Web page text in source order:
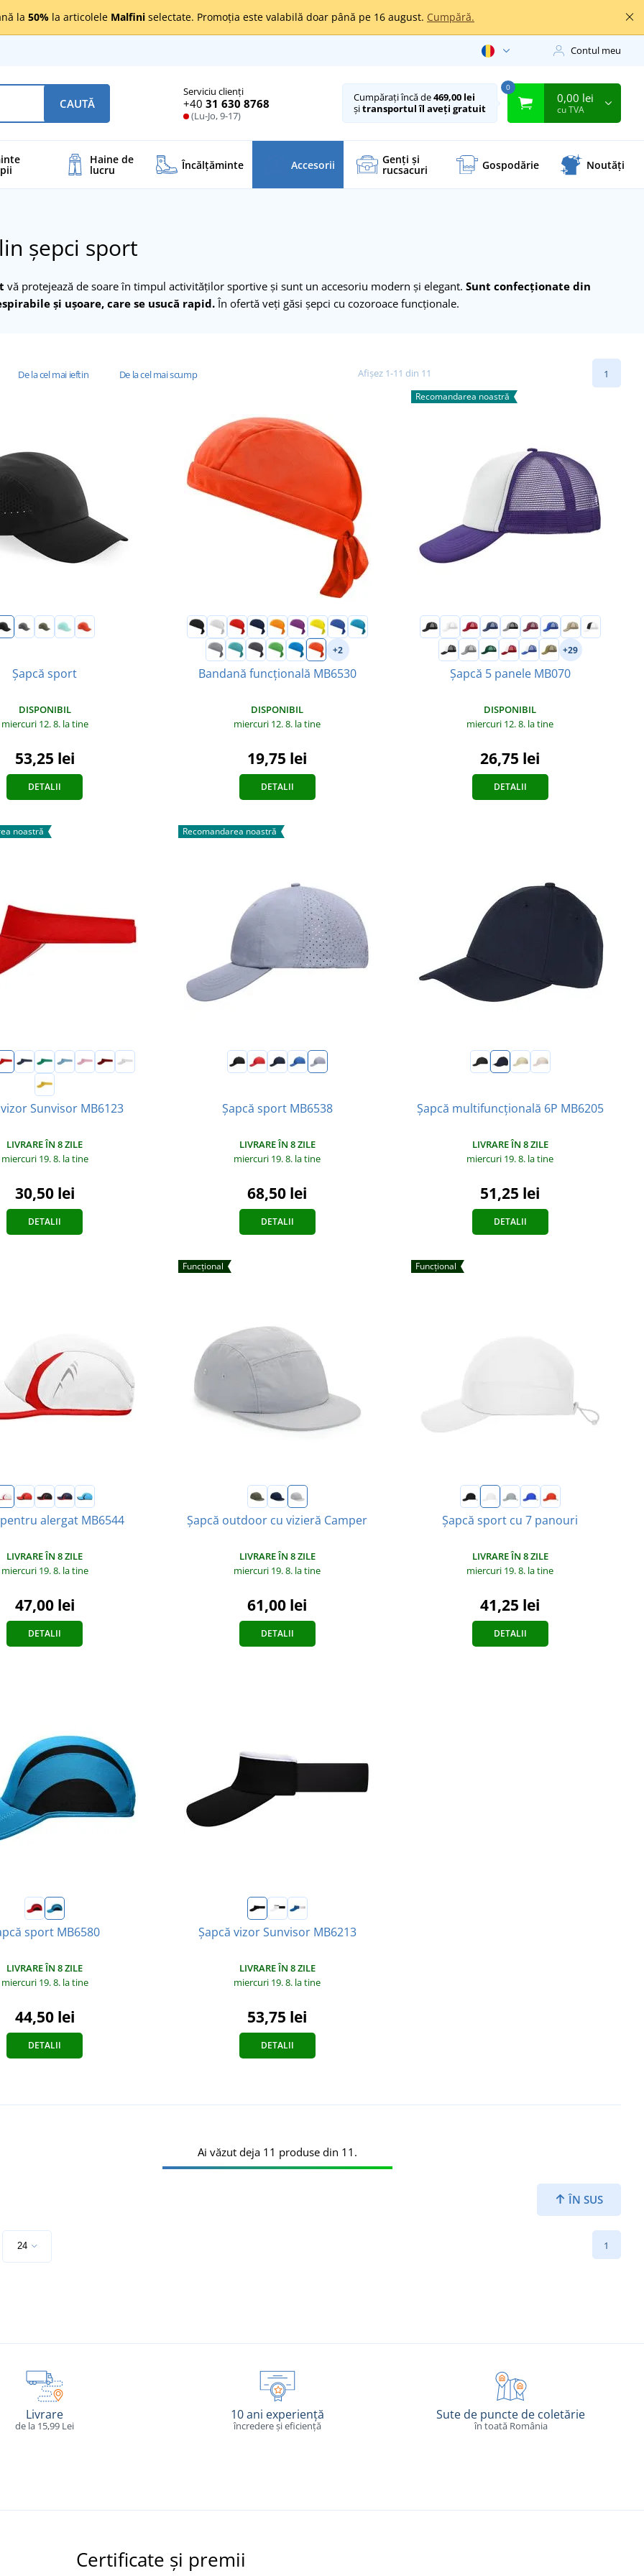
la 50% la articolele Malfini selectate. Promoția este valabilă doar până pe 16 august. Cumpără.
Contul meu
Serviciu clienți
+40 31 630 8768
(Lu-Jo, 9-17)
CAUTĂ Cumpărați încă de469,00 lei
șitransportul îl aveți gratuit
0
0,00 lei
cu TVA
Haine de
lucru Încălţăminte Accesorii Genți și
rucsacuri Gospodărie Noutăți
șepci sport
vă protejează de soare în timpul activităților sportive și sunt un accesoriu modern și elegant. Sunt confecționate din
și ușoare, care se usucă rapid.În ofertă veți găsi șepci cu cozoroace funcționale.
De la cel mai ieftin De la cel mai scump Afișez 1-11 din 11 1
Șapcă sport
DISPONIBIL
miercuri 12. 8. la tine
53,25 lei
DETALII
+2
Bandană funcțională MB6530
DISPONIBIL
miercuri 12. 8. la tine
19,75 lei
DETALII
Recomandarea noastră
+29
Șapcă 5 panele MB070
DISPONIBIL
miercuri 12. 8. la tine
26,75 lei
DETALII
noastră
Sunvisor MB6123
LIVRARE ÎN 8 ZILE
miercuri 19. 8. la tine
30,50 lei
DETALII
Recomandarea noastră
Șapcă sport MB6538
LIVRARE ÎN 8 ZILE
miercuri 19. 8. la tine
68,50 lei
DETALII
Șapcă multifuncțională 6P MB6205
LIVRARE ÎN 8 ZILE
miercuri 19. 8. la tine
51,25 lei
DETALII
alergat MB6544
LIVRARE ÎN 8 ZILE
miercuri 19. 8. la tine
47,00 lei
DETALII
Funcțional
Șapcă outdoor cu vizieră Camper
LIVRARE ÎN 8 ZILE
miercuri 19. 8. la tine
61,00 lei
DETALII
Funcțional
Șapcă sport cu 7 panouri
LIVRARE ÎN 8 ZILE
miercuri 19. 8. la tine
41,25 lei
DETALII
sport MB6580
LIVRARE ÎN 8 ZILE
miercuri 19. 8. la tine
44,50 lei
DETALII
Șapcă vizor Sunvisor MB6213
LIVRARE ÎN 8 ZILE
miercuri 19. 8. la tine
53,75 lei
DETALII
ÎN SUS
Ai văzut deja 11 produse din 11.
1
Livrare
de la 15,99 Lei
10 ani experiență
încredere și eficiență
Sute de puncte de coletărie
în toată România
Certificate și premii